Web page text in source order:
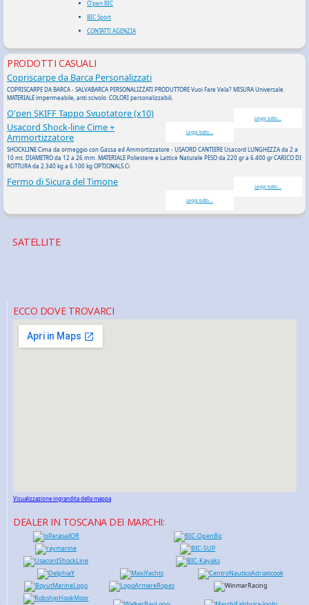
O'pen BIC
BIC Sport
CONTATTI AGENZIA
PRODOTTI CASUALI
Copriscarpe da Barca Personalizzati
COPRISCARPE DA BARCA - SALVABARCA PERSONALIZZATI PRODUTTORE Vuoi Fare Vela? MISURA Universale.
MATERIALE impermeabile, anti scivolo. COLORI personalizzabili.
Leggi tutto...
O'pen SKIFF Tappo Svuotatore (x10)
Leggi tutto...
Usacord Shock-line Cime +
Ammortizzatore
SHOCKLINE Cima da ormeggio con Gassa ed Ammortizzatore - USAORD CANTIERE Usacord LUNGHEZZA da 2 a
10 mt. DIAMETRO da 12 a 26 mm. MATERIALE Poliestere e Lattice Naturale PESO da 220 gr a 6.400 gr CARICO DI
ROTTURA da 2.340 kg a 6.100 kg OPTIONALS Ci
Leggi tutto...
Fermo di Sicura del Timone
Leggi tutto...
SATELLITE
ECCO DOVE TROVARCI
Visualizzazione ingrandita della mappa
DEALER IN TOSCANA DEI MARCHI: